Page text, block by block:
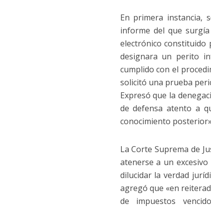
En primera instancia,
informe del que
electrónico constituido
designara un perito
cumplido con el
solicitó una prueba
Expresó que la
de defensa atento a
conocimiento
La Corte Suprema de
atenerse a un
dilucidar la verdad
agregó que «en
de impuestos